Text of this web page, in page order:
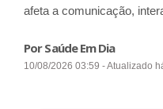
afeta a comunicação,
Por Saúde Em Dia
10/08/2026 03:59 - Atualizado